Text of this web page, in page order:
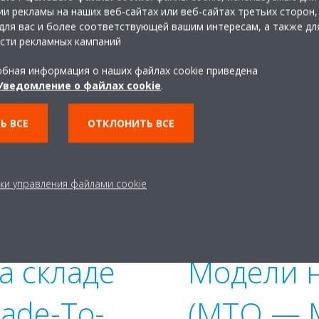
складе
Модели
рекламы на наших веб-сайтах или веб-сайтах третьих
вас и более соответствующей вашим интересам, а также
рекламных кампаний
информация о наших файлах cookie приведена
о файлах cookie.
ВСЕ ОТКЛОНИТЬ ВСЕ
управления файлами cookie